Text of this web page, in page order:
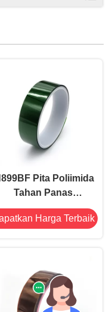
Pita Poliimida
Tahan Panas
Ganda
Kuning Pucat
Harga Terbaik